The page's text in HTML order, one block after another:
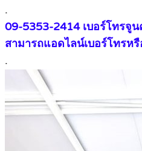
.
09-5353-2414 เบอร์โทรจูน
สามารถแอดไลน์เบอร์โทรห
.